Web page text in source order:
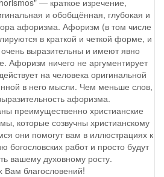
и обобщённая, глубокая и
афоризма. Афоризм (в том числе
в краткой и четкой форме, и
выразительны и имеют явно
Афоризм ничего не аргументирует
на человека оригинальной
в него мысли. Чем меньше слов,
афоризма.
преимущественно христианские
которые созвучны христианскому
они помогут вам в иллюстрациях к
богословских работ и просто будут
вашему духовному росту.
Вам благословений!